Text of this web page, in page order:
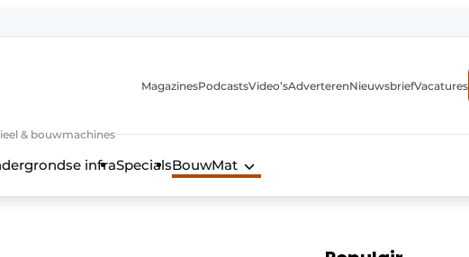
& bouwmachines
MagazinesPodcastsVideo’sAdverterenNieuwsbriefVacatures
infraSpecialsBouwMat